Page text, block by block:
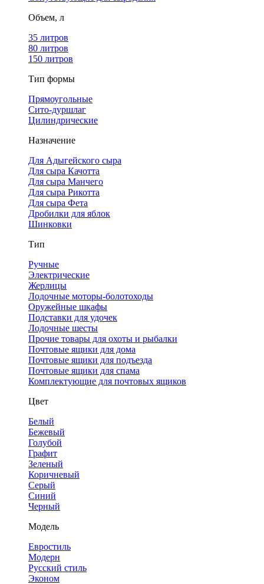
Объем, л
35 литров
80 литров
150 литров
Тип формы
Прямоугольные
Сито-дуршлаг
Цилиндрические
Назначение
Для Адыгейского сыра
Для сыра Качотта
Для сыра Манчего
Для сыра Рикотта
Для сыра Фета
Дробилки для яблок
Шинковки
Тип
Ручные
Электрические
Жерлицы
Лодочные моторы-болотоходы
Оружейные шкафы
Подставки для удочек
Лодочные шесты
Прочие товары для охоты и рыбалки
Почтовые ящики для дома
Почтовые ящики для подъезда
Почтовые ящики для спама
Комплектующие для почтовых ящиков
Цвет
Белый
Бежевый
Голубой
Графит
Зеленый
Коричневый
Серый
Синий
Черный
Модель
Евростиль
Модерн
Русский стиль
Эконом